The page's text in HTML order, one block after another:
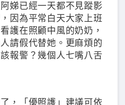
娣已經一天都不見蹤影
因為平常白天大家上班
護在照顧中風的奶奶，
請假代替她。更麻煩的
報警？幾個人七嘴八舌
，「優照護」建議可依